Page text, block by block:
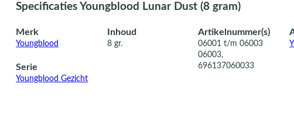
Specificaties Youngblood Lunar Dust (8 gram)
Merk
Youngblood
Serie
Youngblood Gezicht
Inhoud
8 gr.
Artikelnummer(s)
06001 t/m 06003
06003,
696137060033